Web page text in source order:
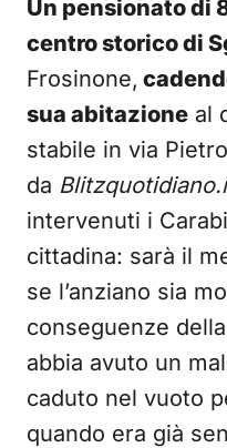
Un pensionato di
centro storico di
Frosinone,
sua abitazione al
stabile in via
da
intervenuti i
cittadina: sarà il
se l’anziano sia
conseguenze
abbia avuto un
caduto nel vuoto
quando era già